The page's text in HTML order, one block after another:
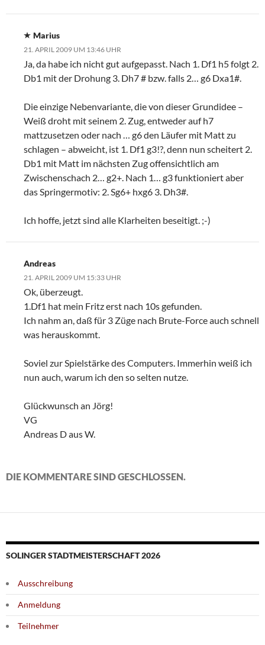
Marius
21. APRIL 2009 UM 13:46 UHR
Ja, da habe ich nicht gut aufgepasst. Nach 1. Df1 h5 folgt 2.
Db1 mit der Drohung 3. Dh7 # bzw. falls 2… g6 Dxa1#.
Die einzige Nebenvariante, die von dieser Grundidee –
Weiß droht mit seinem 2. Zug, entweder auf h7
mattzusetzen oder nach … g6 den Läufer mit Matt zu
schlagen – abweicht, ist 1. Df1 g3!?, denn nun scheitert 2.
Db1 mit Matt im nächsten Zug offensichtlich am
Zwischenschach 2… g2+. Nach 1… g3 funktioniert aber
das Springermotiv: 2. Sg6+ hxg6 3. Dh3#.
Ich hoffe, jetzt sind alle Klarheiten beseitigt. ;-)
Andreas
21. APRIL 2009 UM 15:33 UHR
Ok, überzeugt.
1.Df1 hat mein Fritz erst nach 10s gefunden.
Ich nahm an, daß für 3 Züge nach Brute-Force auch schnell
was herauskommt.
Soviel zur Spielstärke des Computers. Immerhin weiß ich
nun auch, warum ich den so selten nutze.
Glückwunsch an Jörg!
VG
Andreas D aus W.
DIE KOMMENTARE SIND GESCHLOSSEN.
SOLINGER STADTMEISTERSCHAFT 2026
Ausschreibung
Anmeldung
Teilnehmer